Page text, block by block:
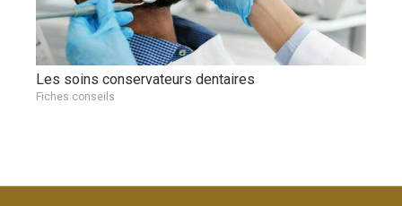
Les soins conservateurs dentaires
Fiches conseils